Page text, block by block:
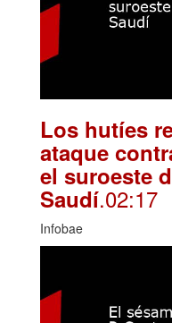
Los hutíes
ataque
el suroeste
Saudí.02:17
Infobae